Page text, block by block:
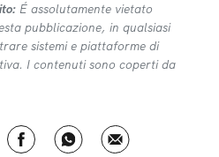
É assolutamente vietato
pubblicazione, in qualsiasi
sistemi e piattaforme di
I contenuti sono coperti da